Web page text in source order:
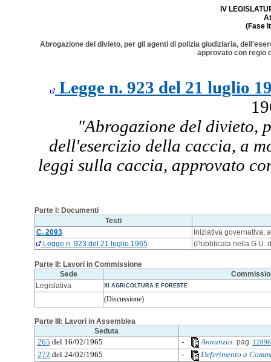
IV
(Fase
Abrogazione del divieto, per gli agenti di polizia giudiziaria,
approvato con regio
Legge n. 923 del 21 luglio
"Abrogazione del divieto,
dell'esercizio della caccia, a
leggi sulla caccia, approvato
Parte I: Documenti
Testi
C. 2093
Iniziativa governativa;
Legge n. 923 del 21 luglio 1965
(Pubblicata nella G.U.
Parte II: Lavori in Commissione
Sede
Legislativa
XI AGRICOLTURA E FORESTE
(Discussione)
Parte III: Lavori in Assemblea
Seduta
265 del 16/02/1965 - Annunzio:pag. 12896
272 del 24/02/1965 -
Deferimento a